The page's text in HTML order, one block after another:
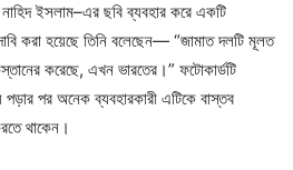
ইসলাম–এর ছবি ব্যবহার করে একটি
করা হয়েছে তিনি বলেছেন— “জামাত দলটি মূলত
করেছে, এখন ভারতের।” ফটোকার্ডটি
পড়ার পর অনেক ব্যবহারকারী এটিকে বাস্তব
থাকেন।